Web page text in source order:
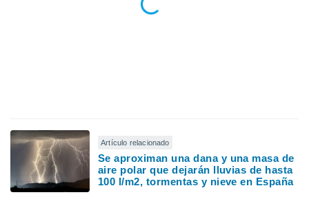
1199
Artículo relacionado
Se aproximan una dana y una masa de
aire polar que dejarán lluvias de hasta
100 l/m2, tormentas y nieve en España